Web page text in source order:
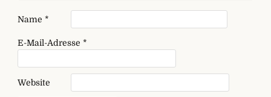
Name *
E-Mail-Adresse *
Website